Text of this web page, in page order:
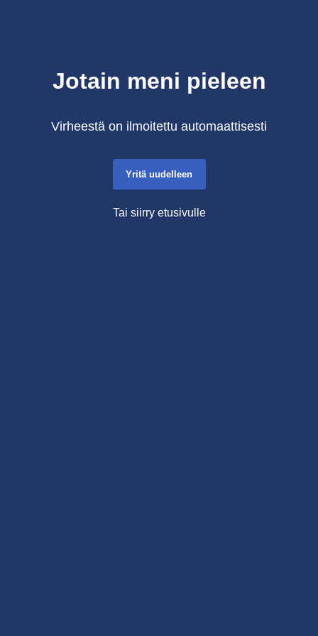
Jotain meni pieleen
Virheestä on ilmoitettu automaattisesti
Yritä uudelleen
Tai siirry etusivulle